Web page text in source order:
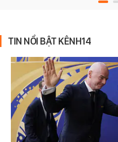
TIN NỔI BẬT KÊNH14